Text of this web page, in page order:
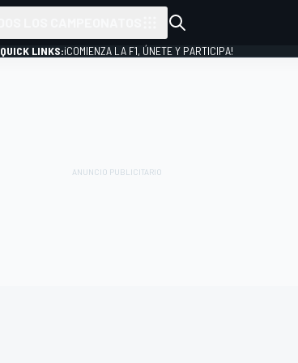
QUICK LINKS:¡COMIENZA LA F1, ÚNETE Y PARTICIPA!